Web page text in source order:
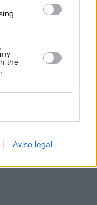
the
Aviso legal